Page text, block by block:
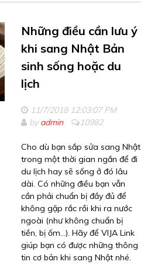
Những điều cần lưu ý
khi sang Nhật Bản
sinh sống hoặc du
lịch
11/7/2018 12:03:07 PM
byadmin 10982
Cho dù bạn sắp sửa sang Nhật
trong một thời gian ngắn để đi
du lịch hay sẽ sống ở đó lâu
dài. Có những điều bạn vẫn
cần phải chuẩn bị đầy đủ để
không gặp rắc rồi khi ra nước
ngoài (như không chuẩn bị
tiền, bị ốm...). Hãy để VIJA Link
giúp bạn có được những thông
tin cơ bản khi sang Nhật nhé.